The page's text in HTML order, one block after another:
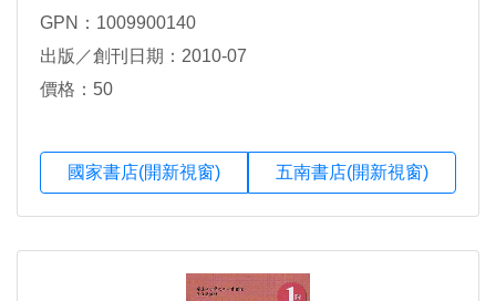
GPN：1009900140
出版／創刊日期：2010-07
價格：50
國家書店(開新視窗) 五南書店(開新視窗)